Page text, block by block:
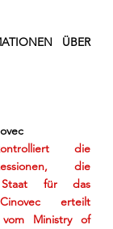
ÜBER
die
die
Staat für das
erteilt
Ministry of